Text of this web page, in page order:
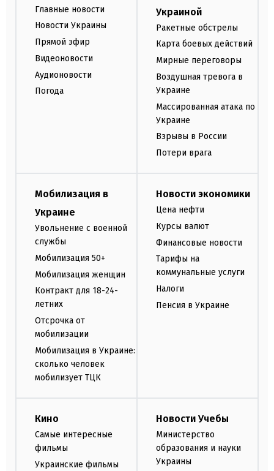
Главные новости
Новости Украины
Прямой эфир
Видеоновости
Аудионовости
Погода
Украиной
Ракетные обстрелы
Карта боевых действий
Мирные переговоры
Воздушная тревога в
Украине
Массированная атака по
Украине
Взрывы в России
Потери врага
Мобилизация в
Украине
Увольнение с военной
службы
Мобилизация 50+
Мобилизация женщин
Контракт для 18-24-
летних
Отсрочка от
мобилизации
Мобилизация в Украине:
сколько человек
мобилизует ТЦК
Новости экономики
Цена нефти
Курсы валют
Финансовые новости
Тарифы на
коммунальные услуги
Налоги
Пенсия в Украине
Кино
Самые интересные
фильмы
Украинские фильмы
Новости Учебы
Министерство
образования и науки
Украины